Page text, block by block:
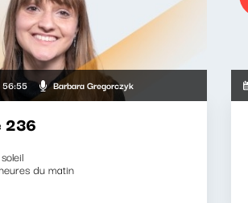
56:55 Barbara Gregorczyk
236
du matin